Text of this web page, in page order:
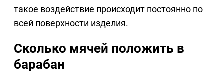
такое воздействие происходит постоянно по
всей поверхности изделия.
Сколько мячей положить в
барабан